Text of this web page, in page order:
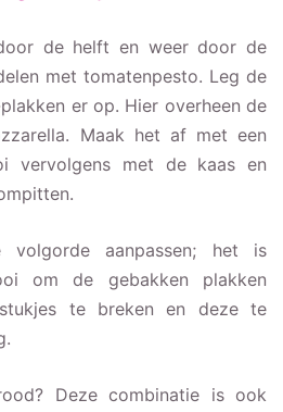
de helft en weer door de
met tomatenpesto. Leg de
er op. Hier overheen de
Maak het af met een
vervolgens met de kaas en
aanpassen; het is
om de gebakken plakken
te breken en deze te
Deze combinatie is ook